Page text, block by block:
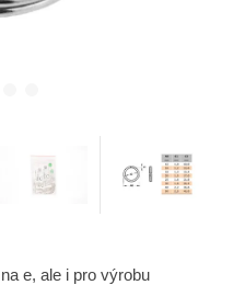
e, ale i pro výrobu